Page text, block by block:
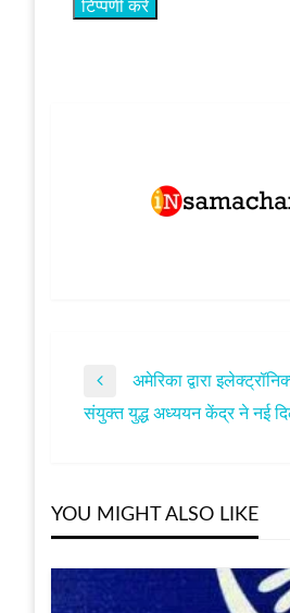
पोस्ट
Previous
Post
अमेरिका द्वारा
Next
संयुक्त युद्ध अध्ययन केंद्र ने नई
YOU MIGHT ALSO LIKE